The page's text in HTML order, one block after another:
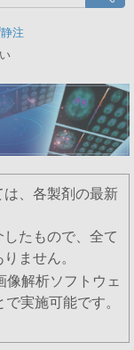
静注
は、各製剤の最新
したもので、全て
ません。
像解析ソフトウェ
実施可能です。